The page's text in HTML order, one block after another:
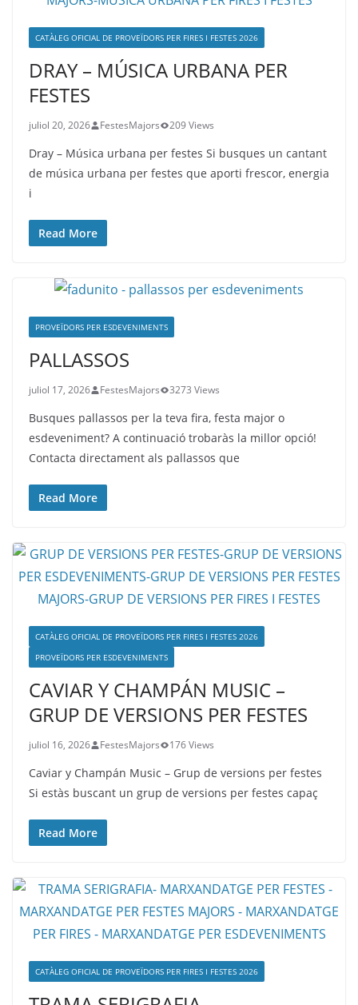
CATÀLEG OFICIAL DE PROVEÏDORS PER FIRES I FESTES 2026
DRAY – MÚSICA URBANA PER
FESTES
juliol 20, 2026 FestesMajors 209 Views
Dray – Música urbana per festes Si busques un cantant
de música urbana per festes que aporti frescor, energia
i
Read More
PROVEÏDORS PER ESDEVENIMENTS
PALLASSOS
juliol 17, 2026 FestesMajors 3273 Views
Busques pallassos per la teva fira, festa major o
esdeveniment? A continuació trobaràs la millor opció!
Contacta directament als pallassos que
Read More
CATÀLEG OFICIAL DE PROVEÏDORS PER FIRES I FESTES 2026
PROVEÏDORS PER ESDEVENIMENTS
CAVIAR Y CHAMPÁN MUSIC –
GRUP DE VERSIONS PER FESTES
juliol 16, 2026 FestesMajors 176 Views
Caviar y Champán Music – Grup de versions per festes
Si estàs buscant un grup de versions per festes capaç
Read More
CATÀLEG OFICIAL DE PROVEÏDORS PER FIRES I FESTES 2026